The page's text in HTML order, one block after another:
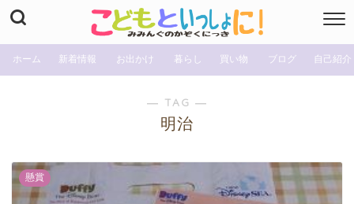
ホーム 新着情報 お出かけ 暮らし 買い物 ブログ 自己紹介
― TAG ―
明治
懸賞